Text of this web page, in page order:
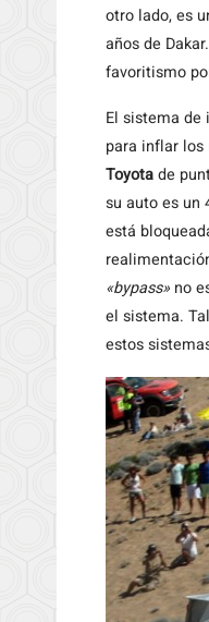
otro lado, es
años de
favoritismo
El sistema
para inflar
Toyotade
su auto es un
está
«bypass» no
el sistema.
estos